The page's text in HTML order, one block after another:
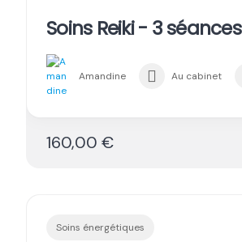
Soins Reiki - 3 séances
Amandine Au cabinet
160,00 €
Soins énergétiques